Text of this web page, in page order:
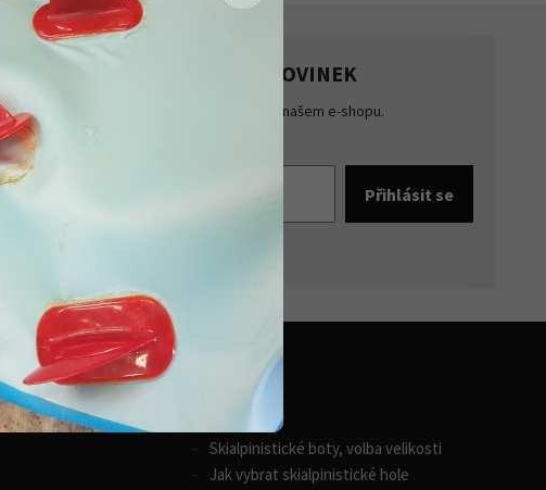
PŘIHLASTE SE K ODBĚRU NOVINEK
Získejte přehled o novinkách a akcích na našem e-shopu.
Přihlašte se k odběru novinek.
Zimní sporty
Skialpinistické boty, volba velikosti
Jak vybrat skialpinistické hole